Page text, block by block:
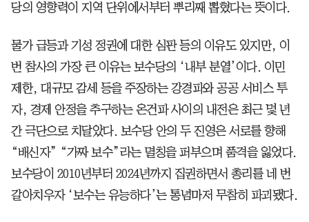
당의 영향력이 지역 단위에서부터 뿌리째 뽑혔다는 뜻이다.
물가 급등과 기성 정권에 대한 심판 등의 이유도 있지만, 이
번 참사의 가장 큰 이유는 보수당의 ‘내부 분열’이다. 이민
제한, 대규모 감세 등을 주장하는 강경파와 공공 서비스 투
자, 경제 안정을 추구하는 온건파 사이의 내전은 최근 몇 년
간 극단으로 치달았다. 보수당 안의 두 진영은 서로를 향해
“배신자” “가짜 보수”라는 멸칭을 퍼부으며 품격을 잃었다.
보수당이 2010년부터 2024년까지 집권하면서 총리를 네 번
갈아치우자 ‘보수는 유능하다’는 통념마저 무참히 파괴됐다.